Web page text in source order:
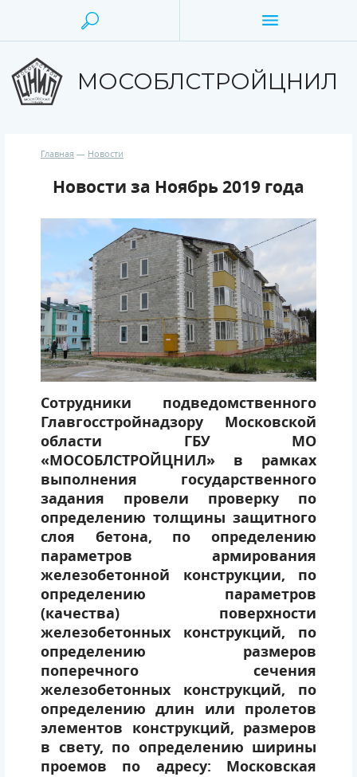
МОСОБЛСТРОЙЦНИЛ
Главная Новости
Новости за Ноябрь 2019 года
Сотрудники подведомственного
Главгосстройнадзору Московской
области ГБУ МО
«МОСОБЛСТРОЙЦНИЛ» в рамках
выполнения государственного
задания провели проверку по
определению толщины защитного
слоя бетона, по определению
параметров армирования
железобетонной конструкции, по
определению параметров
(качества) поверхности
железобетонных конструкций, по
определению размеров
поперечного сечения
железобетонных конструкций, по
определению длин или пролетов
элементов конструкций, размеров
в свету, по определению ширины
проемов по адресу: Московская